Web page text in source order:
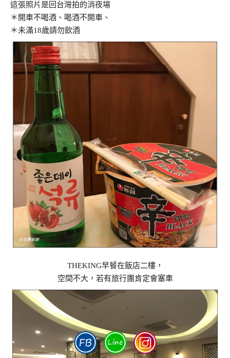
這張照片是回台灣拍的消夜場
＊開車不喝酒、喝酒不開車、
＊未滿18歲請勿飲酒
THEKING早餐在飯店二樓，
空間不大，若有旅行團肯定會塞車